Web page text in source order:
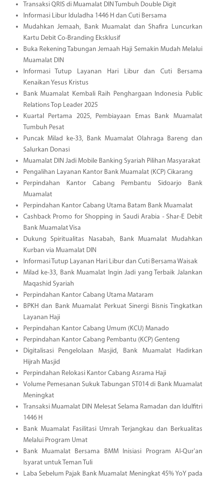
Transaksi QRIS di Muamalat DIN Tumbuh Double Digit
Informasi Libur Iduladha 1446 H dan Cuti Bersama
Mudahkan Jemaah, Bank Muamalat dan Shafira Luncurkan
Kartu Debit Co-Branding Eksklusif
Buka Rekening Tabungan Jemaah Haji Semakin Mudah Melalui
Muamalat DIN
Informasi Tutup Layanan Hari Libur dan Cuti Bersama
Kenaikan Yesus Kristus
Bank Muamalat Kembali Raih Penghargaan Indonesia Public
Relations Top Leader 2025
Kuartal Pertama 2025, Pembiayaan Emas Bank Muamalat
Tumbuh Pesat
Puncak Milad ke-33, Bank Muamalat Olahraga Bareng dan
Salurkan Donasi
Muamalat DIN Jadi Mobile Banking Syariah Pilihan Masyarakat
Pengalihan Layanan Kantor Bank Muamalat (KCP) Cikarang
Perpindahan Kantor Cabang Pembantu Sidoarjo Bank
Muamalat
Perpindahan Kantor Cabang Utama Batam Bank Muamalat
Cashback Promo for Shopping in Saudi Arabia - Shar-E Debit
Bank Muamalat Visa
Dukung Spiritualitas Nasabah, Bank Muamalat Mudahkan
Kurban via Muamalat DIN
Informasi Tutup Layanan Hari Libur dan Cuti Bersama Waisak
Milad ke-33, Bank Muamalat Ingin Jadi yang Terbaik Jalankan
Maqashid Syariah
Perpindahan Kantor Cabang Utama Mataram
BPKH dan Bank Muamalat Perkuat Sinergi Bisnis Tingkatkan
Layanan Haji
Perpindahan Kantor Cabang Umum (KCU) Manado
Perpindahan Kantor Cabang Pembantu (KCP) Genteng
Digitalisasi Pengelolaan Masjid, Bank Muamalat Hadirkan
Hijrah Masjid
Perpindahan Relokasi Kantor Cabang Asrama Haji
Volume Pemesanan Sukuk Tabungan ST014 di Bank Muamalat
Meningkat
Transaksi Muamalat DIN Melesat Selama Ramadan dan Idulfitri
1446 H
Bank Muamalat Fasilitasi Umrah Terjangkau dan Berkualitas
Melalui Program Umat
Bank Muamalat Bersama BMM Inisiasi Program Al-Qur'an
Isyarat untuk Teman Tuli
Laba Sebelum Pajak Bank Muamalat Meningkat 45% YoY pada